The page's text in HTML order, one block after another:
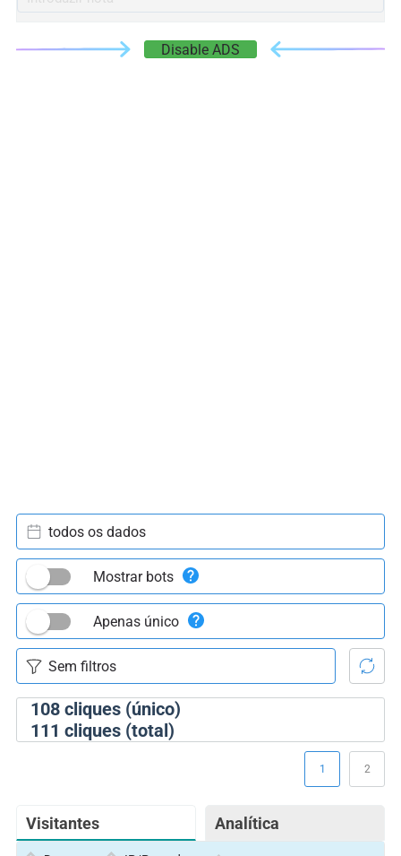
Disable ADS
108cliques (único)
111 cliques (total)
todos os dados
Mostrar bots
Apenas único
Visitantes Analítica
1 2